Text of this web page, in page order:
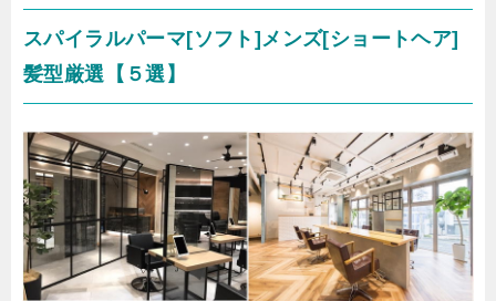
スパイラルパーマ[ソフト]メンズ[ショートヘア]
髪型厳選【５選】